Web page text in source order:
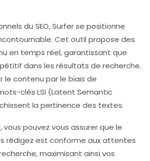
du SEO,Surferse positionne
Cet outil propose des
en temps réel, garantissant que
dans les résultats de recherche.
le contenu par le biais de
clés LSI (Latent Semantic
la pertinence des textes.
vous pouvez vous assurer que le
rédigez est conforme aux attentes
maximisant ainsi vos